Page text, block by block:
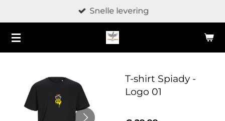
direct
naar
de
Snelle levering
T-shirt Spiady -
Logo 01